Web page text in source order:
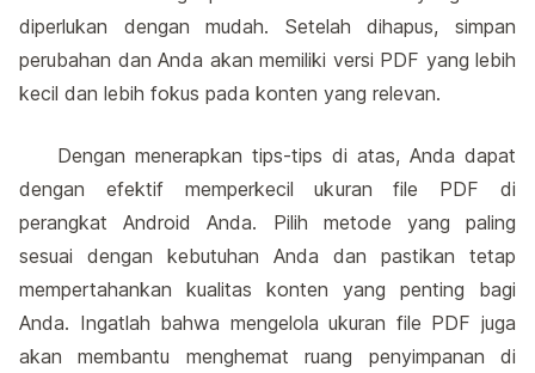
diperlukan dengan mudah. Setelah dihapus, simpan
perubahan dan Anda akan memiliki versi PDF yang lebih
kecil dan lebih fokus pada konten yang relevan.
Dengan menerapkan tips-tips di atas, Anda dapat
dengan efektif memperkecil ukuran file PDF di
perangkat Android Anda. Pilih metode yang paling
sesuai dengan kebutuhan Anda dan pastikan tetap
mempertahankan kualitas konten yang penting bagi
Anda. Ingatlah bahwa mengelola ukuran file PDF juga
akan membantu menghemat ruang penyimpanan di